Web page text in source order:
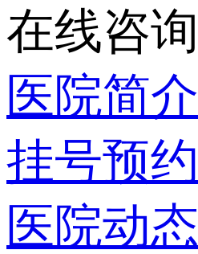
在线咨询
医院简介
挂号预约
医院动态